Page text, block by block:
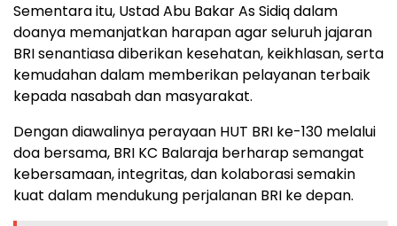
Sementara itu, Ustad Abu Bakar As Sidiq dalam
doanya memanjatkan harapan agar seluruh jajaran
BRI senantiasa diberikan kesehatan, keikhlasan, serta
kemudahan dalam memberikan pelayanan terbaik
kepada nasabah dan masyarakat.
Dengan diawalinya perayaan HUT BRI ke-130 melalui
doa bersama, BRI KC Balaraja berharap semangat
kebersamaan, integritas, dan kolaborasi semakin
kuat dalam mendukung perjalanan BRI ke depan.